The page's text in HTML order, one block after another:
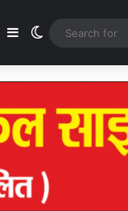
Random Article
SidebarSwitch skin